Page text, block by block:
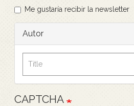
Me gustaría recibir la newsletter
Autor
CAPTCHA